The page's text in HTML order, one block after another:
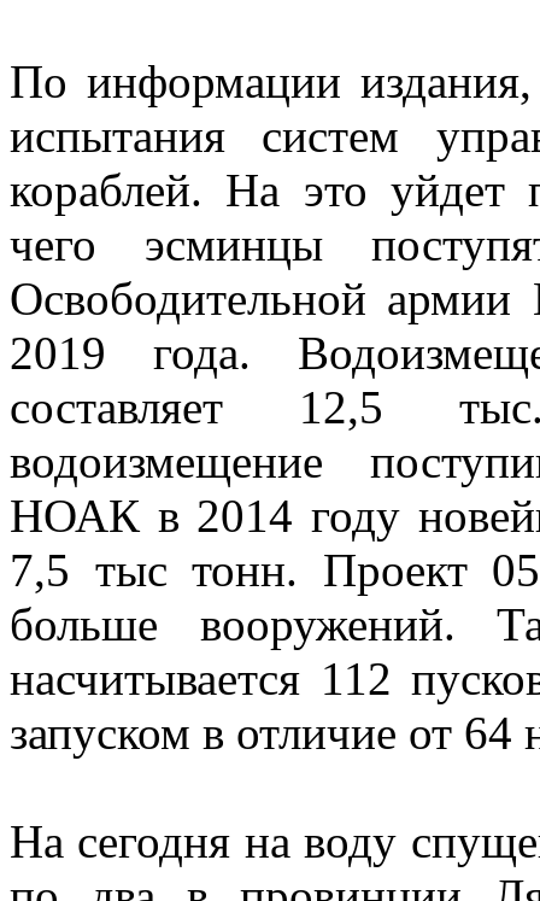
По информации
испытания систем
кораблей. На это уйдет
чего эсминцы
Освободительной
2019 года.
составляет 12,5
водоизмещение
НОАК в 2014 году
7,5 тыс тонн. Проект
больше вооружений.
насчитывается 112
запуском в отличие от 64
На сегодня на воду